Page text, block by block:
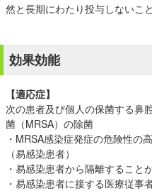
然と長期にわたり投与しないこと
効果効能
【適応症】
次の患者及び個人の保菌する鼻
菌（MRSA）の除菌
・MRSA感染症発症の危険性の
（易感染患者）
・易感染患者から隔離すること
・易感染患者に接する医療従事